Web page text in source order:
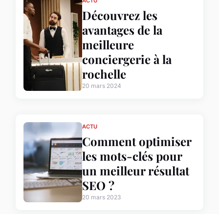
Découvrez les
avantages de la
meilleure
conciergerie à la
rochelle
20 mars 2024
ACTU
Comment optimiser
les mots-clés pour
un meilleur résultat
SEO ?
20 mars 2023